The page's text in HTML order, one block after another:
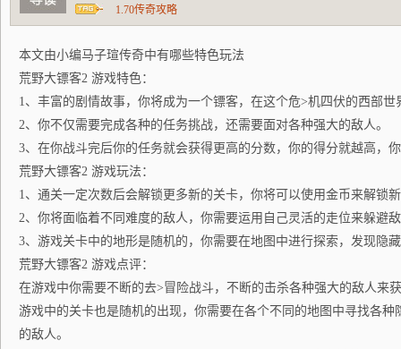
各种强大的敌人。3、在你战斗完后你的任务就会获得更高的分数，
大。1、通关一定次数后会解锁更多新的关卡，
1.70传奇攻略
本文由小编马子瑄传奇中有哪些特色玩法
荒野大镖客2 游戏特色：
1、丰富的剧情故事，你将成为一个镖客，在这个危>机四伏的西部
2、你不仅需要完成各种的任务挑战，还需要面对各种强大的敌人。
3、在你战斗完后你的任务就会获得更高的分数，你的得分就越高，
荒野大镖客2 游戏玩法：
1、通关一定次数后会解锁更多新的关卡，你将可以使用金币来解锁
2、你将面临着不同难度的敌人，你需要运用自己灵活的走位来躲避
3、游戏关卡中的地形是随机的，你需要在地图中进行探索，发现隐
荒野大镖客2 游戏点评：
在游戏中你需要不断的去>冒险战斗，不断的击杀各种强大的敌人来
游戏中的关卡也是随机的出现，你需要在各个不同的地图中寻找各
的敌人。